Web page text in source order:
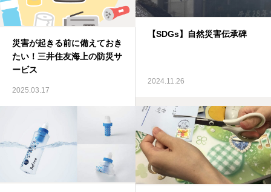
災害が起きる前に備えておき
たい！三井住友海上の防災サ
ービス
2025.03.17
【SDGs】自然災害伝承碑
2024.11.26
会社案内
お知らせ
お問い合せ